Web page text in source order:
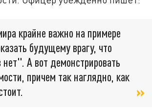
крайне важно на примере
будущему врагу, что
нет". А вот демонстрировать
причем так наглядно, как